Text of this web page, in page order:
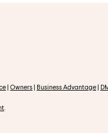
| Owners| Business Advantage|